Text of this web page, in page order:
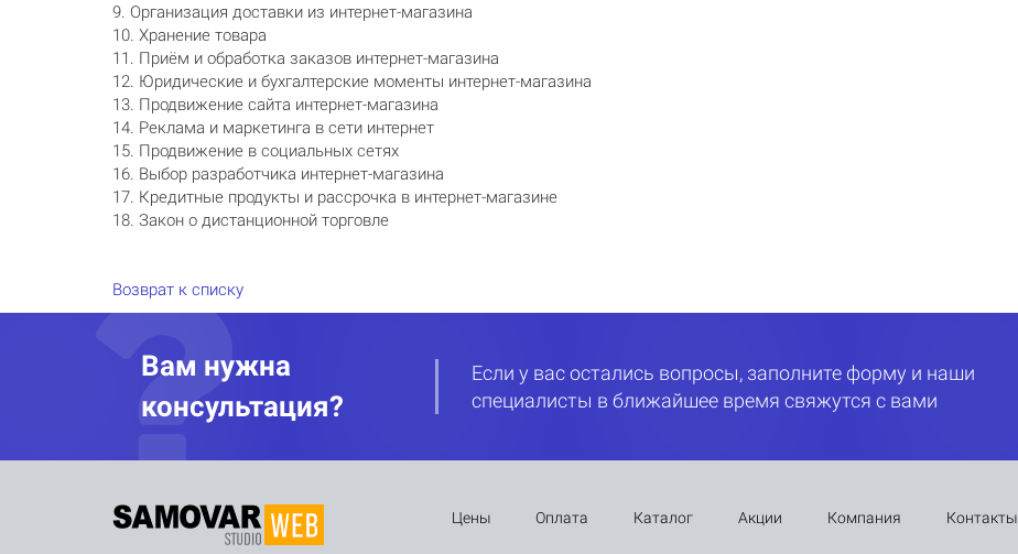
9. Организация доставки из интернет-магазина
10. Хранение товара
11. Приём и обработка заказов интернет-магазина
12. Юридические и бухгалтерские моменты интернет-магазина
13. Продвижение сайта интернет-магазина
14. Реклама и маркетинга в сети интернет
15. Продвижение в социальных сетях
16. Выбор разработчика интернет-магазина
17. Кредитные продукты и рассрочка в интернет-магазине
18. Закон о дистанционной торговле
Возврат к списку
Вам нужна
консультация?
Если у вас остались вопросы, заполните форму и наши
специалисты в ближайшее время свяжутся с вами
Цены Оплата Каталог Акции Компания Контакты